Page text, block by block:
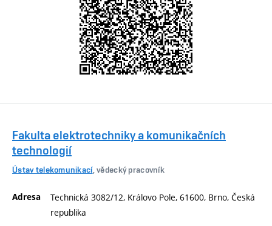
Fakulta elektrotechniky a komunikačních
technologií
Ústav telekomunikací, vědecký pracovník
Adresa
Technická 3082/12, Královo Pole, 61600, Brno, Česká
republika